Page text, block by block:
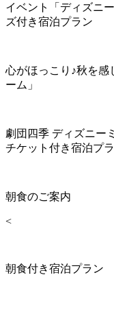
イベント「ディズニ
ズ付き宿泊プラン
心がほっこり♪秋を感
ーム」
劇団四季 ディズニー
チケット付き宿泊プ
朝食のご案内
<
朝食付き宿泊プラン